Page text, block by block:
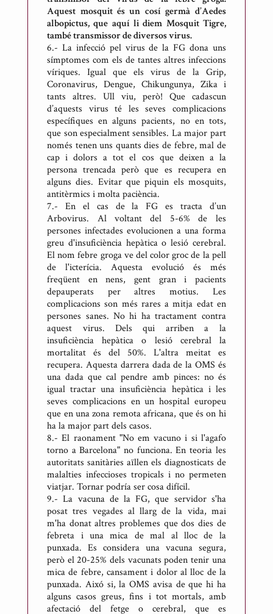
Aquest mosquit és un cosí germà d’Aedes
albopictus, que aquí li diem Mosquit Tigre,
també transmissor de diversos virus.
6.- La infecció pel virus de la FG dona uns
símptomes com els de tantes altres infeccions
víriques. Igual que els virus de la Grip,
Coronavirus, Dengue, Chikungunya, Zika i
tants altres. Ull viu, però! Que cadascun
d’aquests virus té les seves complicacions
específiques en alguns pacients, no en tots,
que son especialment sensibles. La major part
només tenen uns quants dies de febre, mal de
cap i dolors a tot el cos que deixen a la
persona trencada però que es recupera en
alguns dies. Evitar que piquin els mosquits,
antitèrmics i molta paciència.
7.- En el cas de la FG es tracta d’un
Arbovirus. Al voltant del 5-6% de les
persones infectades evolucionen a una forma
greu d'insuficiència hepàtica o lesió cerebral.
El nom febre groga ve del color groc de la pell
de l'icterícia. Aquesta evolució és més
freqüent en nens, gent gran i pacients
depauperats per altres motius. Les
complicacions son més rares a mitja edat en
persones sanes. No hi ha tractament contra
aquest virus. Dels qui arriben a la
insuficiència hepàtica o lesió cerebral la
mortalitat és del 50%. L'altra meitat es
recupera. Aquesta darrera dada de la OMS és
una dada que cal pendre amb pinces: no és
igual tractar una insuficiència hepàtica i les
seves complicacions en un hospital europeu
que en una zona remota africana, que és on hi
ha la major part dels casos.
8.- El raonament "No em vacuno i si l'agafo
torno a Barcelona" no funciona. En teoria les
autoritats sanitàries aïllen els diagnosticats de
malalties infeccioses tropicals i no permeten
viatjar. Tornar podría ser cosa difícil.
9.- La vacuna de la FG, que servidor s'ha
posat tres vegades al llarg de la vida, mai
m'ha donat altres problemes que dos dies de
febreta i una mica de mal al lloc de la
punxada. Es considera una vacuna segura,
però el 20-25% dels vacunats poden tenir una
mica de febre, cansament i dolor al lloc de la
punxada. Aixó si, la OMS avisa de que hi ha
alguns casos greus, fins i tot mortals, amb
afectació del fetge o cerebral, que es